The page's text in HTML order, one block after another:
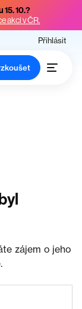
10.?
akci v ČR.
Přihlásit
zájem o jeho